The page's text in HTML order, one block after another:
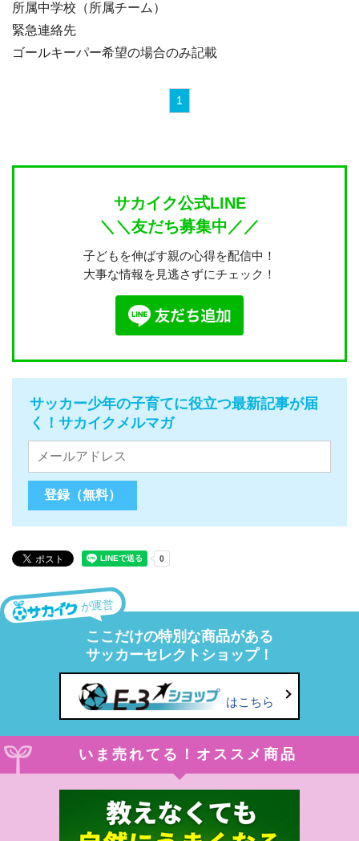
所属中学校（所属チーム）
緊急連絡先
ゴールキーパー希望の場合のみ記載
1
サカイク公式LINE
＼＼友だち募集中／／
子どもを伸ばす親の心得を配信中！
大事な情報を見逃さずにチェック！
サッカー少年の子育てに役立つ最新記事が届
く！サカイクメルマガ
が運営
ここだけの特別な商品がある
サッカーセレクトショップ！
はこちら
いま売れてる！オススメ商品